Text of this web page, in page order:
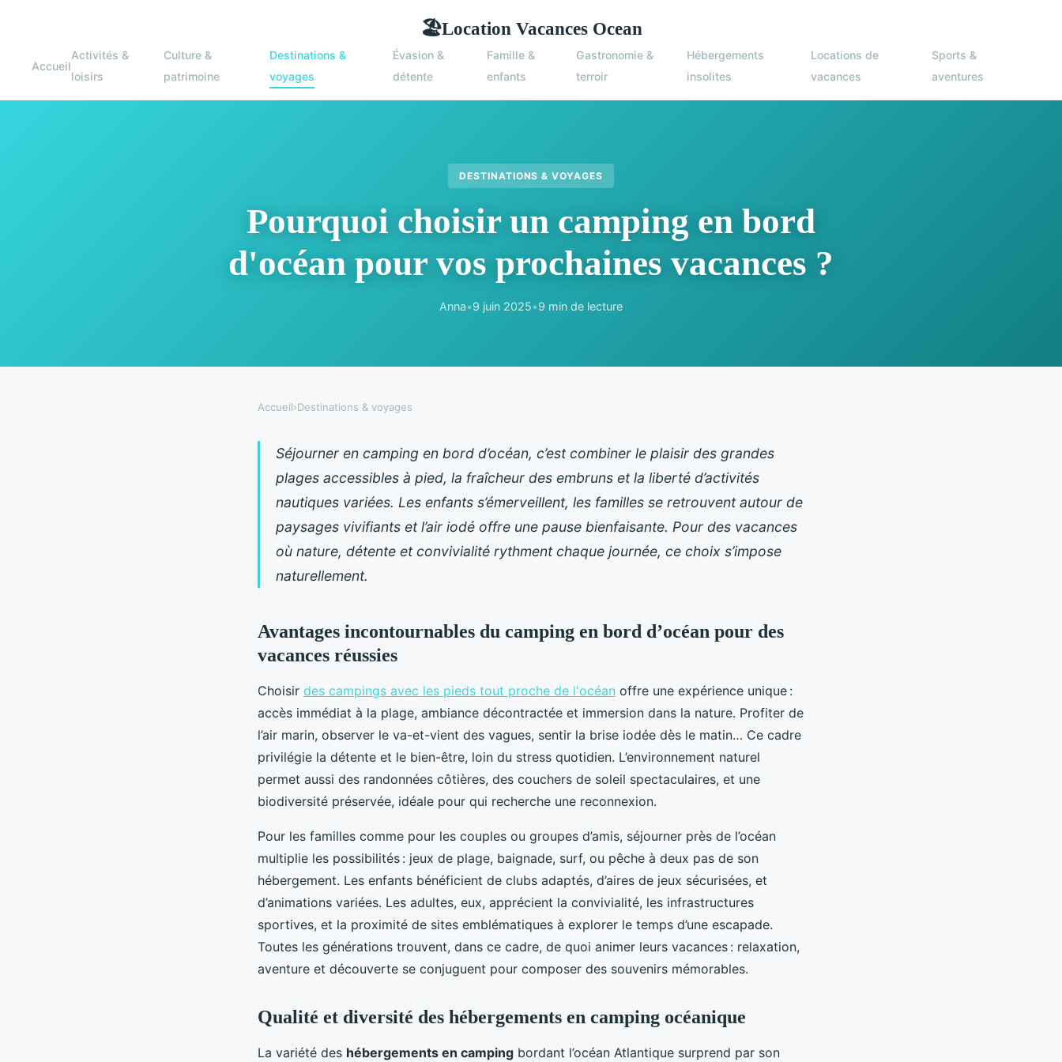
🏖Location Vacances Ocean
Accueil
Activités &
loisirs
Culture &
patrimoine
Destinations &
voyages
Évasion &
détente
Famille &
enfants
Gastronomie &
terroir
Hébergements
insolites
Locations de
vacances
Sports &
aventures
DESTINATIONS & VOYAGES
Pourquoi choisir un camping en bord
d'océan pour vos prochaines vacances ?
Anna•9 juin 2025•9 min de lecture
Accueil›Destinations & voyages
Séjourner en camping en bord d’océan, c’est combiner le plaisir des grandes
plages accessibles à pied, la fraîcheur des embruns et la liberté d’activités
nautiques variées. Les enfants s’émerveillent, les familles se retrouvent autour de
paysages vivifiants et l’air iodé offre une pause bienfaisante. Pour des vacances
où nature, détente et convivialité rythment chaque journée, ce choix s’impose
naturellement.
Avantages incontournables du camping en bord d’océan pour des
vacances réussies
Choisir des campings avec les pieds tout proche de l'océan offre une expérience unique :
accès immédiat à la plage, ambiance décontractée et immersion dans la nature. Profiter de
l’air marin, observer le va-et-vient des vagues, sentir la brise iodée dès le matin… Ce cadre
privilégie la détente et le bien-être, loin du stress quotidien. L’environnement naturel
permet aussi des randonnées côtières, des couchers de soleil spectaculaires, et une
biodiversité préservée, idéale pour qui recherche une reconnexion.
Pour les familles comme pour les couples ou groupes d’amis, séjourner près de l’océan
multiplie les possibilités : jeux de plage, baignade, surf, ou pêche à deux pas de son
hébergement. Les enfants bénéficient de clubs adaptés, d’aires de jeux sécurisées, et
d’animations variées. Les adultes, eux, apprécient la convivialité, les infrastructures
sportives, et la proximité de sites emblématiques à explorer le temps d’une escapade.
Toutes les générations trouvent, dans ce cadre, de quoi animer leurs vacances : relaxation,
aventure et découverte se conjuguent pour composer des souvenirs mémorables.
Qualité et diversité des hébergements en camping océanique
La variété des hébergements en camping bordant l’océan Atlantique surprend par son